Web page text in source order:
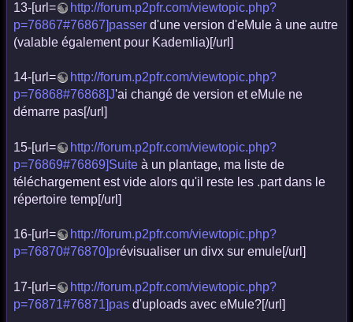
13-[url=
http://forum.p2pfr.com/viewtopic.php?
p=76867#76867]passer d'une version d'eMule à une autre
(valable également pour Kademlia)[/url]
14-[url=
http://forum.p2pfr.com/viewtopic.php?
p=76868#76868]J'ai changé de version et eMule ne
démarre pas[/url]
15-[url=
http://forum.p2pfr.com/viewtopic.php?
p=76869#76869]Suite à un plantage, ma liste de
téléchargement est vide alors qu'il reste les .part dans le
répertoire temp[/url]
16-[url=
http://forum.p2pfr.com/viewtopic.php?
p=76870#76870]prévisualiser un divx sur emule[/url]
17-[url=
http://forum.p2pfr.com/viewtopic.php?
p=76871#76871]pas d'uploads avec eMule?[/url]